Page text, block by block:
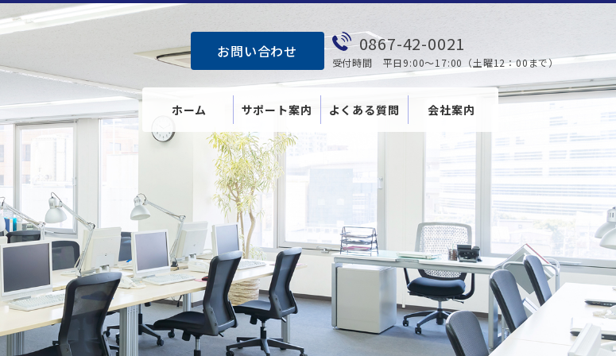
0867-42-0021
受付時間 平日9:00～17:00（土曜12：00まで）
お問い合わせ
ホーム サポート案内 よくある質問 会社案内